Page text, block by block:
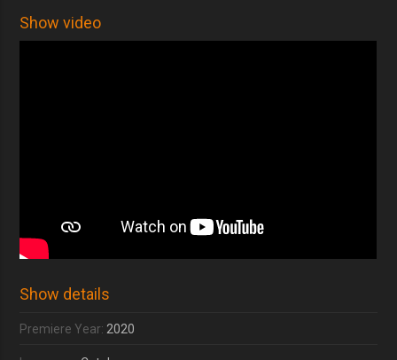
Show video
Show details
Premiere Year: 2020